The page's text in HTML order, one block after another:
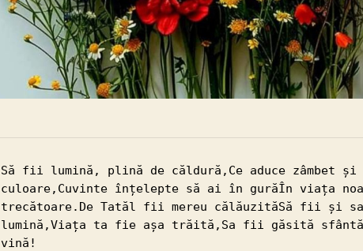
Să fii lumină, plină de căldură,Ce aduce zâmbet și
culoare,Cuvinte înțelepte să ai în gurăÎn viața
trecătoare.De Tatăl fii mereu călăuzităSă fii și
lumină,Viața ta fie așa trăită,Sa fii găsită
vină!